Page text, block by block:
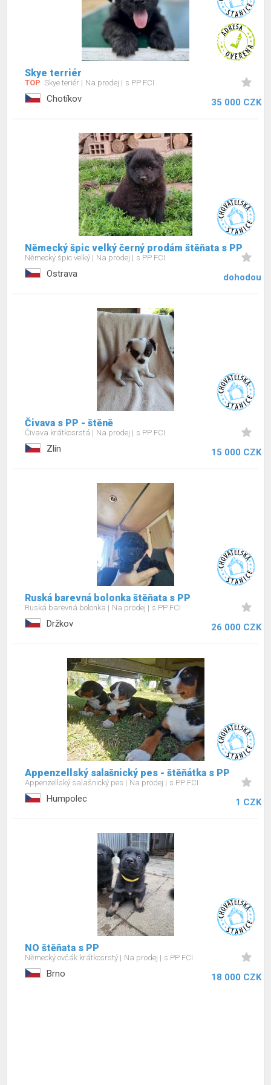
Skye terriér
TOP Skye teriér Na prodej s PP FCI
Chotíkov 35 000 CZK
Německý špic velký černý prodám štěňata s PP
Německý špic velký Na prodej s PP FCI
Ostrava dohodou
Čivava s PP - štěně
Čivava krátkosrstá Na prodej s PP FCI
Zlín 15 000 CZK
Ruská barevná bolonka štěňata s PP
Ruská barevná bolonka Na prodej s PP FCI
Držkov 26 000 CZK
Appenzellský salašnický pes - štěňátka s PP
Appenzellský salašnický pes Na prodej s PP FCI
Humpolec 1 CZK
NO štěňata s PP
Německý ovčák krátkosrstý Na prodej s PP FCI
Brno 18 000 CZK